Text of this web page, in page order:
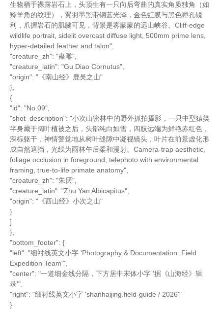
生物栖于裸露岩石上，头顶生有一只向后弯曲的真实角质独角（如
羚羊角的纹理），翼羽墨黑带钢蓝光泽，金色虹膜与黑色瞳孔锐
利，爪握岩石的肌腱可见，背景是雾蒙蒙的远山峡谷。Cliff-edge
wildlife portrait, sidelit overcast diffuse light, 500mm prime lens,
hyper-detailed feather and talon",
"creature_zh": "蛊雕",
"creature_latin": "Gu Diao Cornutus",
"origin": "《南山经》鹿吴之山"
},
{
"id": "No.09",
"shot_description": "小次山密林中的野外抓拍摄影，一只中型猿类
半身藏于阔叶植被之后，头部纯白如雪，四肢远端为鲜艳赤红色，
深棕躯干，神情警觉地从树叶缝隙中凝视镜头，叶片在前景虚化形
成自然遮挡，光线为雨林午后柔和漫射。Camera-trap aesthetic,
foliage occlusion in foreground, telephoto with environmental
framing, true-to-life primate anatomy",
"creature_zh": "朱厌",
"creature_latin": "Zhu Yan Albicapitus",
"origin": "《西山经》小次之山"
}
]
},
"bottom_footer": {
"left": "细衬线英文小字 'Photography & Documentation: Field
Expedition Team'",
"center": "一道细金线分隔，下方居中宋体小字 '据《山海经》辑
录'",
"right": "细衬线英文小字 'shanhaijing.field-guide / 2026'"
}